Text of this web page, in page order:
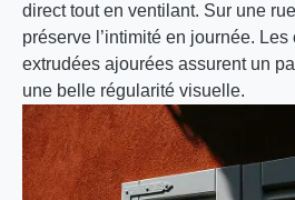
direct tout en ventilant. Sur une
préserve l’intimité en journée.
extrudées ajourées assurent un
une belle régularité visuelle.